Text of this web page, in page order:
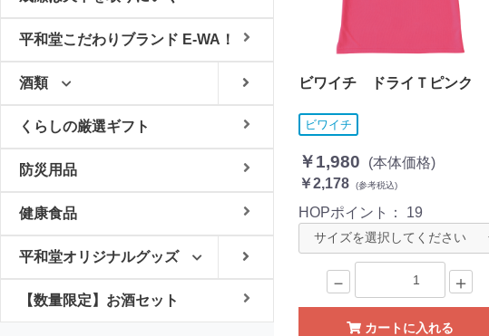
ビワイチ ドライＴピンク
ビワイチ
￥1,980
(本体価格)
￥2,178
(参考税込)
HOPポイント： 19
－ ＋
カートに入れる
平和堂こだわりブランド E-WA！
酒類
くらしの厳選ギフト
防災用品
健康食品
平和堂オリジナルグッズ
【数量限定】お酒セット